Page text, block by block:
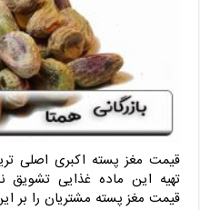
قیمت مغز پسته اکبری اصلی
تهیه این ماده غذایی تشویق
قیمت مغز پسته مشتریان را بر